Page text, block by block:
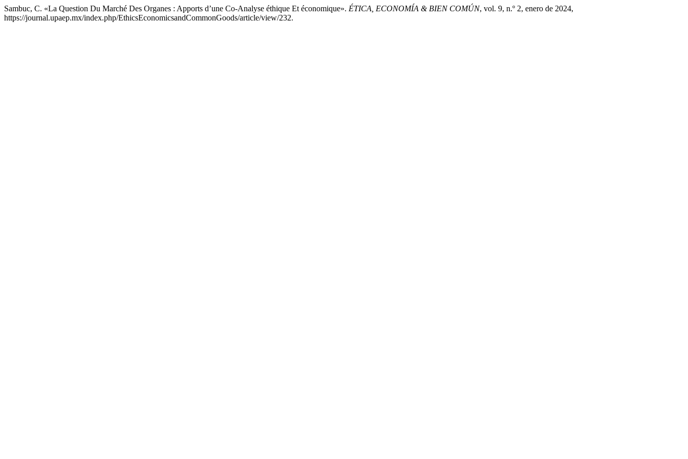
Sambuc, C. «La Question Du Marché Des Organes : Apports d’une Co-Analyse éthique Et économique». ÉTICA, ECONOMÍA & BIEN COMÚN, vol. 9, n.º 2, enero de 2024,
https://journal.upaep.mx/index.php/EthicsEconomicsandCommonGoods/article/view/232.